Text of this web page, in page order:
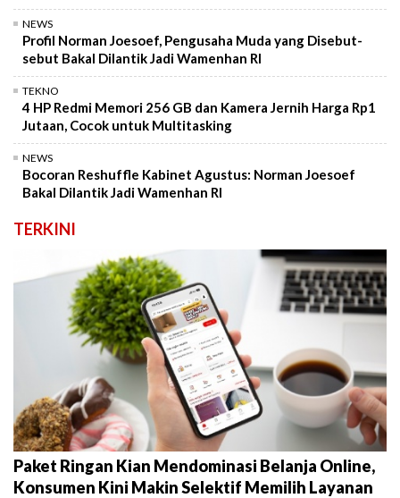
NEWS
Profil Norman Joesoef, Pengusaha Muda yang Disebut-
sebut Bakal Dilantik Jadi Wamenhan RI
TEKNO
4 HP Redmi Memori 256 GB dan Kamera Jernih Harga Rp1
Jutaan, Cocok untuk Multitasking
NEWS
Bocoran Reshuffle Kabinet Agustus: Norman Joesoef
Bakal Dilantik Jadi Wamenhan RI
TERKINI
Paket Ringan Kian Mendominasi Belanja Online,
Konsumen Kini Makin Selektif Memilih Layanan